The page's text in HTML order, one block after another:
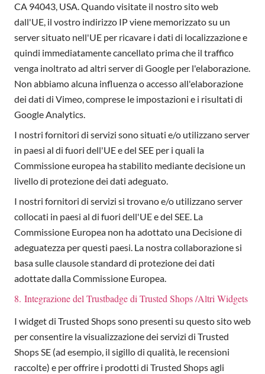
CA 94043, USA. Quando visitate il nostro sito web
dall'UE, il vostro indirizzo IP viene memorizzato su un
server situato nell'UE per ricavare i dati di localizzazione e
quindi immediatamente cancellato prima che il traffico
venga inoltrato ad altri server di Google per l'elaborazione.
Non abbiamo alcuna influenza o accesso all'elaborazione
dei dati di Vimeo, comprese le impostazioni e i risultati di
Google Analytics.
I nostri fornitori di servizi sono situati e/o utilizzano server
in paesi al di fuori dell'UE e del SEE per i quali la
Commissione europea ha stabilito mediante decisione un
livello di protezione dei dati adeguato.
I nostri fornitori di servizi si trovano e/o utilizzano server
collocati in paesi al di fuori dell'UE e del SEE. La
Commissione Europea non ha adottato una Decisione di
adeguatezza per questi paesi. La nostra collaborazione si
basa sulle clausole standard di protezione dei dati
adottate dalla Commissione Europea.
8. Integrazione del Trustbadge di Trusted Shops /Altri Widgets
I widget di Trusted Shops sono presenti su questo sito web
per consentire la visualizzazione dei servizi di Trusted
Shops SE (ad esempio, il sigillo di qualità, le recensioni
raccolte) e per offrire i prodotti di Trusted Shops agli